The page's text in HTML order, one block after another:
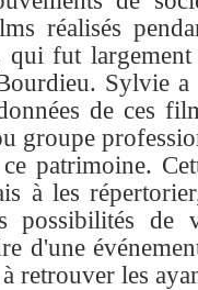
réalisés
qui fut largement
Sylvie
de ces
groupe
patrimoine.
à les
possibilités de
d'une
retrouver les